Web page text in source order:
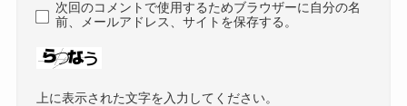
次回のコメントで使用するためブラウザーに自分の名
前、メールアドレス、サイトを保存する。
上に表示された文字を入力してください。